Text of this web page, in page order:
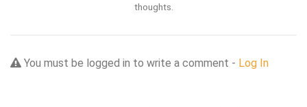
thoughts.
You must be logged in to write a comment - Log In